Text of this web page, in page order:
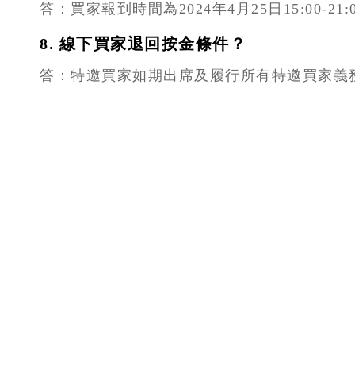
答：買家報到時間為2024年4月25日15:00-
8. 線下買家退回按金條件？
答：特邀買家如期出席及履行所有特邀買家